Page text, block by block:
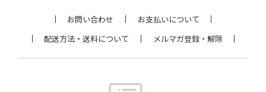
お問い合わせ
お支払いについて
配送方法・送料について
メルマガ登録・解除